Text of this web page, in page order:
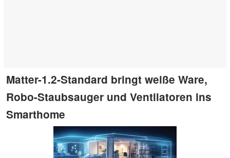
Matter-1.2-Standard bringt weiße Ware,
Robo-Staubsauger und Ventilatoren ins
Smarthome